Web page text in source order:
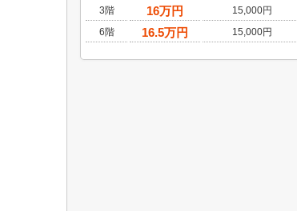
3階
16万円 15,000円
6階
16.5万円 15,000円